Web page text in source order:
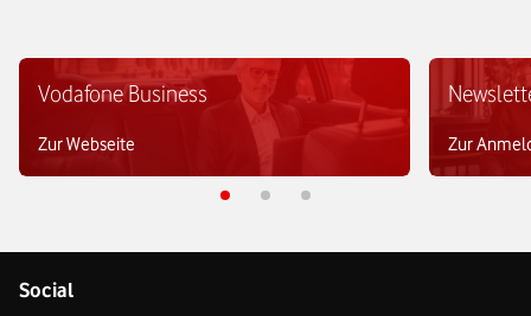
Vodafone Business
Zur Webseite Zur
Social